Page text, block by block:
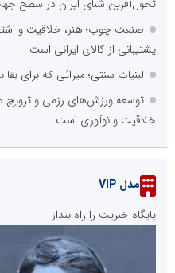
تحول‌آفرین شنای ایران در سطح
صنعت چوب؛ هنر، خلاقیت و
پشتیبانی از کالای ایرانی است
لبنیات سنتی؛ میراثی که برای
توسعه ورزش‌های رزمی و ترویج
خلاقیت و نوآوری است
مدل VIP
پایگاه خبریت را راه بنداز